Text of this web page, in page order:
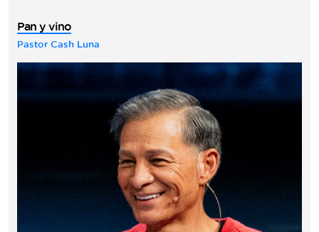
Pan y vino
Pastor Cash Luna